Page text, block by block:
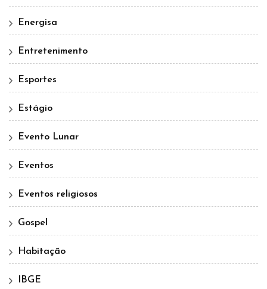
Energisa
Entretenimento
Esportes
Estágio
Evento Lunar
Eventos
Eventos religiosos
Gospel
Habitação
IBGE